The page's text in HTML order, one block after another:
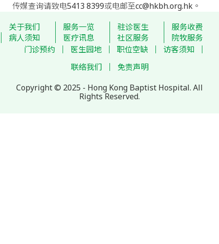
传媒查询请致电5413 8399或电邮至cc@hkbh.org.hk。
关于我们
服务一览 驻诊医生
服务收费
病人须知
医疗讯息 社区服务
院牧服务
门诊预约
医生园地 职位空缺
访客须知
联络我们
免责声明
Copyright © 2025 - Hong Kong Baptist Hospital. All
Rights Reserved.